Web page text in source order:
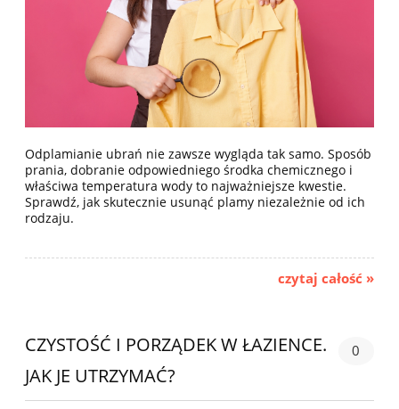
Odplamianie ubrań nie zawsze wygląda tak samo. Sposób
prania, dobranie odpowiedniego środka chemicznego i
właściwa temperatura wody to najważniejsze kwestie.
Sprawdź, jak skutecznie usunąć plamy niezależnie od ich
rodzaju.
czytaj całość »
CZYSTOŚĆ I PORZĄDEK W ŁAZIENCE.
JAK JE UTRZYMAĆ?
0